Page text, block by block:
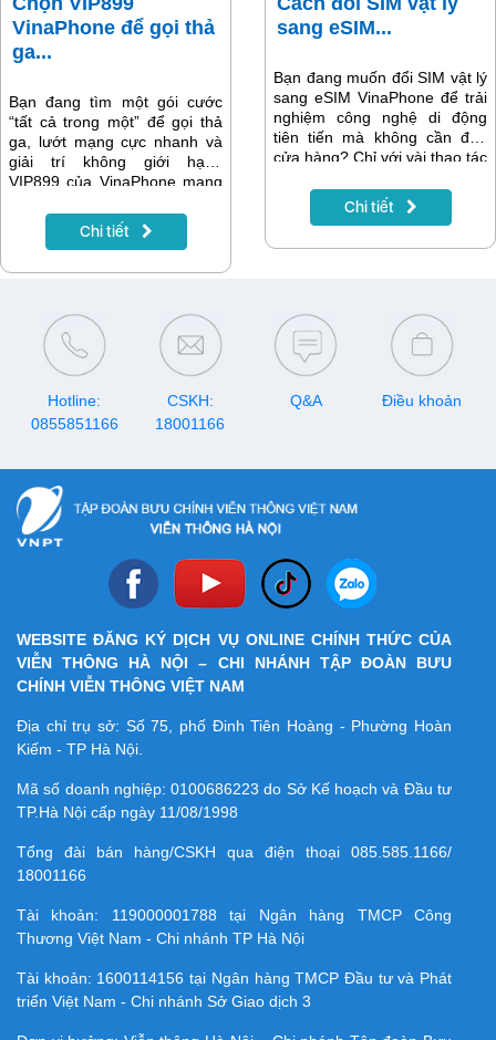
CBCNV, sinh viên của Trường
Đại học Quốc gia Hà Nội.
VinaPhone để gọi thả
ga...
Bạn đang tìm một gói cước
“tất cả trong một” để gọi thả
ga, lướt mạng cực nhanh và
giải trí không giới hạn?
VIP899 của VinaPhone mang
1.000 phút liên mạng, 900GB
data tốc độ cao cùng nhiều
các dịch vụ giải trí cao cấp.
Đây là lựa chọn lý tưởng cho
những ai muốn tận hưởng kết
nối trọn vẹn trong một gói duy
Chi tiết
sang eSIM...
Bạn đang muốn đổi SIM vật lý
sang eSIM VinaPhone để trải
nghiệm công nghệ di động
tiên tiến mà không cần đến
cửa hàng? Chỉ với vài thao tác
VNPT, bạn có thể chuyển đổi
sang eSIM online nhanh
ngay trên My VNPT, giúp việc
nâng cấp trở nên dễ dàng
hơn bao giờ hết.
Chi tiết
Hotline:
0855851166
CSKH:
18001166
Q&A Điều khoản
WEBSITE ĐĂNG KÝ DỊCH VỤ ONLINE CHÍNH THỨC CỦA
VIỄN THÔNG HÀ NỘI – CHI NHÁNH TẬP ĐOÀN BƯU
CHÍNH VIỄN THÔNG VIỆT NAM
Địa chỉ trụ sở: Số 75, phố Đinh Tiên Hoàng - Phường Hoàn
Kiếm - TP Hà Nội.
Mã số doanh nghiệp:0100686223 do Sở Kế hoạch và Đầu tư
TP.Hà Nội cấp ngày 11/08/1998
Tổng đài bán hàng/CSKH qua điện thoại 085.585.1166/
18001166
Tài khoản: 119000001788 tại Ngân hàng TMCP Công
Thương Việt Nam - Chi nhánh TP Hà Nội
Tài khoản: 1600114156 tại Ngân hàng TMCP Ðầu tư và Phát
triển Việt Nam - Chi nhánh Sở Giao dịch 3